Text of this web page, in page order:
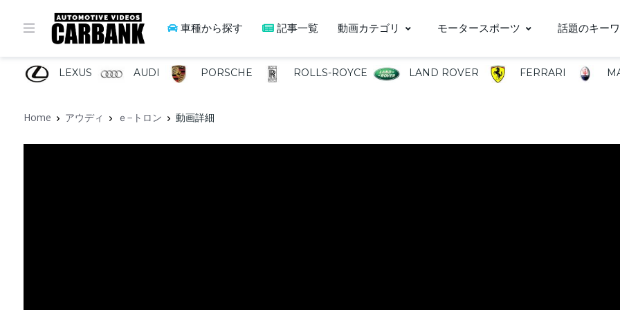
車種から探す 記事一覧 動画カテゴリ モータースポーツ 話題のキー
LEXUS AUDI PORSCHE ROLLS-ROYCE LAND ROVER FERRARI
Home アウディ ｅ−トロン 動画詳細